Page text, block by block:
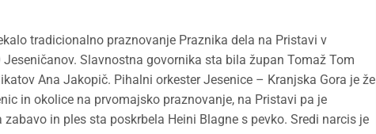
tradicionalno praznovanje Praznika dela na Pristavi v
Slavnostna govornika sta bila župan Tomaž Tom
Ana Jakopič. Pihalni orkester Jesenice – Kranjska Gora je že
in okolice na prvomajsko praznovanje, na Pristavi pa je
in ples sta poskrbela Heini Blagne s pevko. Sredi narcis je